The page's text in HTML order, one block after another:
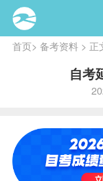
首页> 备考资料> 正
自考